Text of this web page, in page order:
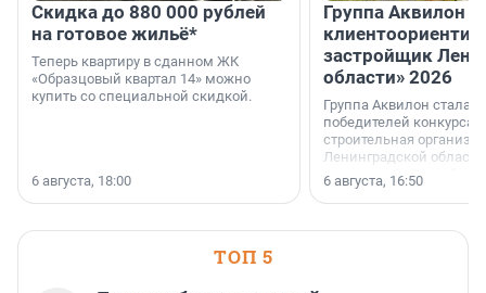
Скидка до 880 000 рублей
на готовое жильё*
Теперь квартиру в сданном ЖК
«Образцовый квартал 14» можно
купить со специальной скидкой.
6 августа, 18:00
Группа Аквилон
застройщик
области» 2026
Группа Аквилон стала
победителей конкурса
строительная
Ленинградской области
номинации «Самый
застройщик
области».
6 августа, 16:50
ТОП 5